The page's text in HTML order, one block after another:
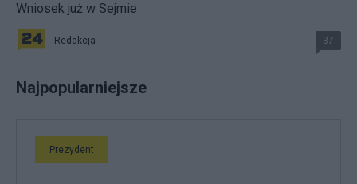
Wniosek już w Sejmie
Redakcja 37
Najpopularniejsze
Prezydent